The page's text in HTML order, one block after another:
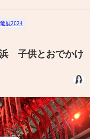
展2024
浜 子供とおでかけ